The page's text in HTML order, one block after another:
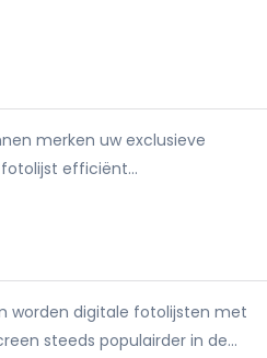
merken uw exclusieve
efficiënt
worden digitale fotolijsten met
steeds populairder in de